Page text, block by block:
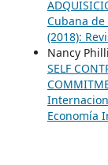
Cubana
(2018):
Nancy
SELF
Economía